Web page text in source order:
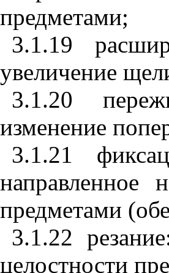
предметами;
3.1.19
увеличение
3.1.20
изменение
3.1.21
направленное
предметами
3.1.22
целостности